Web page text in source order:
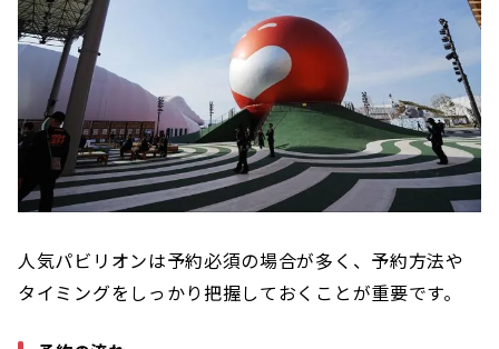
人気パビリオンは予約必須の場合が多く、予約方法や
タイミングをしっかり把握しておくことが重要です。